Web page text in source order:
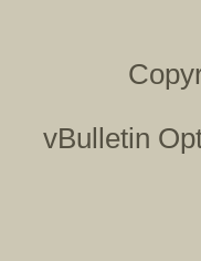
vBulletin